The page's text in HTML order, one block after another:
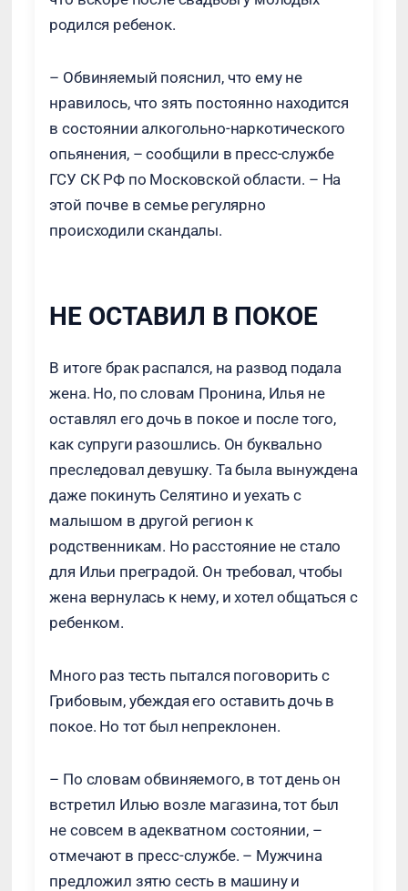
родился ребенок.
– Обвиняемый пояснил, что ему не
нравилось, что зять постоянно находится
в состоянии алкогольно-наркотического
опьянения, – сообщили в пресс-службе
ГСУ СК РФ по Московской области. – На
этой почве в семье регулярно
происходили скандалы.
НЕ ОСТАВИЛ В ПОКОЕ
В итоге брак распался, на развод подала
жена. Но, по словам Пронина, Илья не
оставлял его дочь в покое и после того,
как супруги разошлись. Он буквально
преследовал девушку. Та была вынуждена
даже покинуть Селятино и уехать с
малышом в другой регион к
родственникам. Но расстояние не стало
для Ильи преградой. Он требовал, чтобы
жена вернулась к нему, и хотел общаться с
ребенком.
Много раз тесть пытался поговорить с
Грибовым, убеждая его оставить дочь в
покое. Но тот был непреклонен.
– По словам обвиняемого, в тот день он
встретил Илью возле магазина, тот был
не совсем в адекватном состоянии, –
отмечают в пресс-службе. – Мужчина
предложил зятю сесть в машину и